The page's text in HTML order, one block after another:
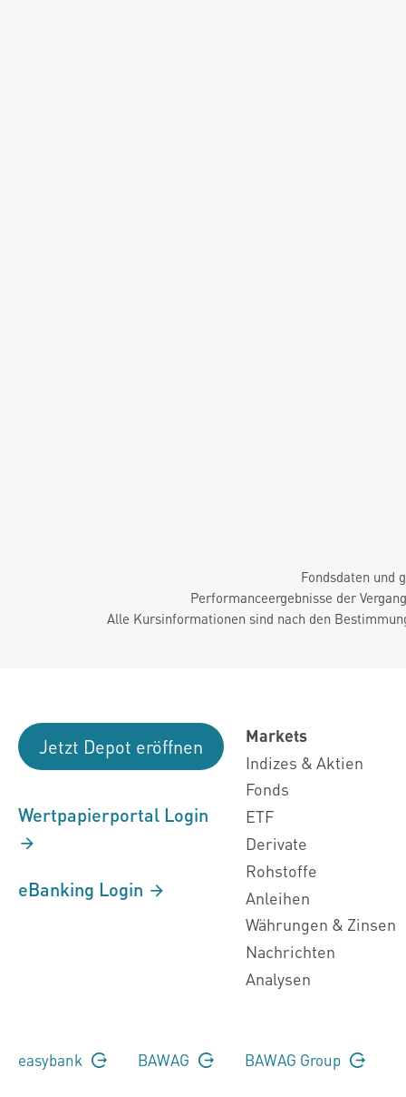
Fondsdaten und
Performanceergebnisse der
Alle Kursinformationen sind nach den
Jetzt Depot eröffnen
Wertpapierportal Login
eBanking Login
Markets
Indizes & Aktien
Fonds
ETF
Derivate
Rohstoffe
Anleihen
Währungen & Zinsen
Nachrichten
Analysen
easybank BAWAG BAWAG Group